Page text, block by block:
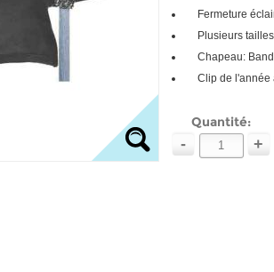
Fermeture
Plusieurs
Chapeau:
Clip de l'année
Quantité:
- +